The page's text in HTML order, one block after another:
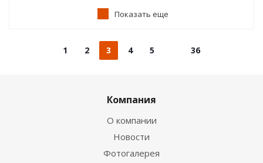
Показать еще
1 2 3 4 5 36
Компания
О компании
Новости
Фотогалерея